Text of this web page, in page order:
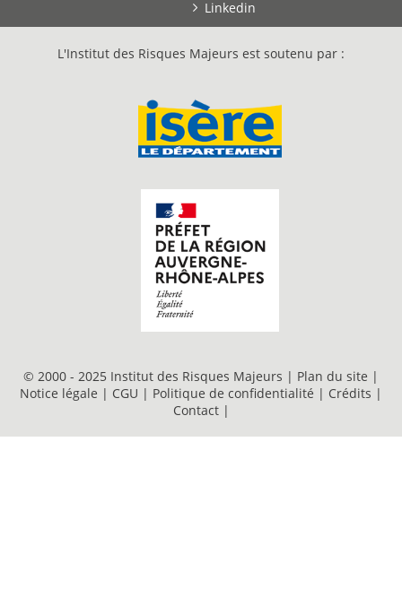
Linkedin
L'Institut des Risques Majeurs est soutenu par :
© 2000 - 2025 Institut des Risques Majeurs | Plan du site |
Notice légale | CGU | Politique de confidentialité | Crédits |
Contact |